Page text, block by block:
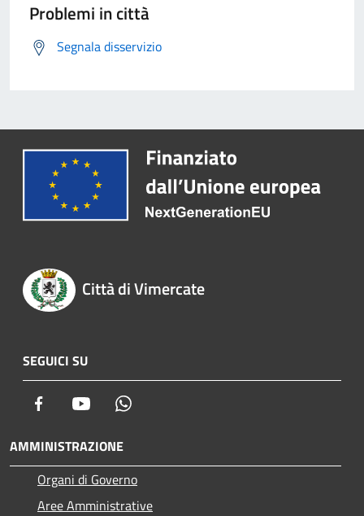
Problemi in città
Segnala disservizio
Città di Vimercate
SEGUICI SU
Facebook Youtube
AMMINISTRAZIONE
Organi di Governo
Aree Amministrative